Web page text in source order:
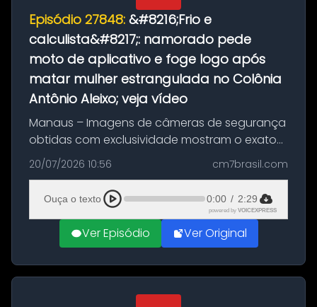
Episódio 27848: &#8216;Frio e
calculista&#8217;: namorado pede
moto de aplicativo e foge logo após
matar mulher estrangulada no Colônia
Antônio Aleixo; veja vídeo
Manaus – Imagens de câmeras de segurança
obtidas com exclusividade mostram o exato
momento da fuga do principal suspeito da
morte de Larissa Araújo, de 28 anos. O crime
ocorreu na noite deste último d...
20/07/2026 10:56 cm7brasil.com
Ouça o texto 0:00 / 2:29
powered by VOICEXPRESS
Ver Episódio Ver Original